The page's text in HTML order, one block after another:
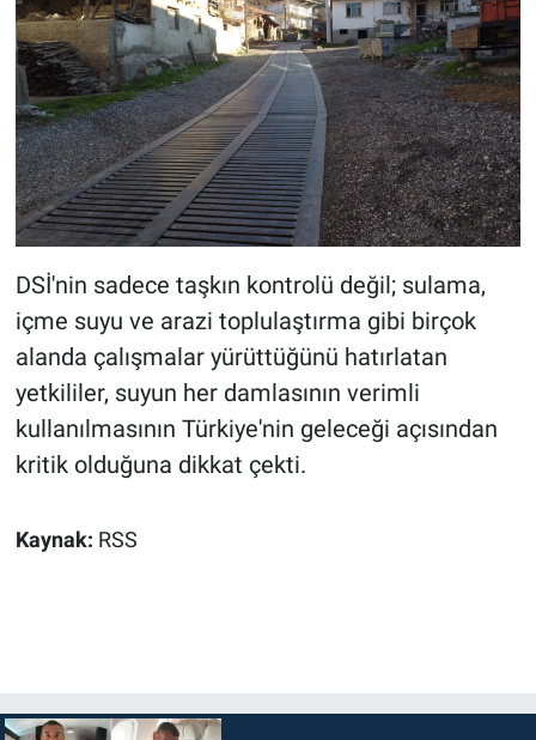
DSİ'nin sadece taşkın kontrolü değil; sulama,
içme suyu ve arazi toplulaştırma gibi birçok
alanda çalışmalar yürüttüğünü hatırlatan
yetkililer, suyun her damlasının verimli
kullanılmasının Türkiye'nin geleceği açısından
kritik olduğuna dikkat çekti.
Kaynak: RSS